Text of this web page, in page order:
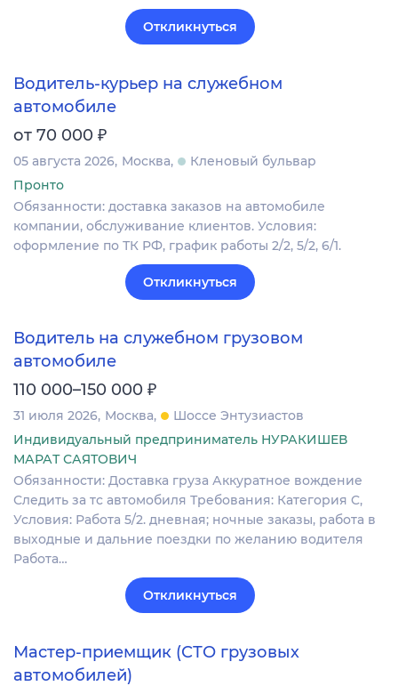
Откликнуться
Водитель-курьер на служебном
автомобиле
от 70 000 ₽
05 августа 2026 Москва
Кленовый бульвар
Пронто
Обязанности: доставка заказов на автомобиле
компании, обслуживание клиентов. Условия:
оформление по ТК РФ, график работы 2/2, 5/2, 6/1.
Откликнуться
Водитель на служебном грузовом
автомобиле
110 000–150 000 ₽
31 июля 2026 Москва
Шоссе Энтузиастов
Индивидуальный предприниматель НУРАКИШЕВ
МАРАТ САЯТОВИЧ
Обязанности: Доставка груза Аккуратное вождение
Следить за тс автомобиля Требования: Категория C,
Условия: Работа 5/2. дневная; ночные заказы, работа в
выходные и дальние поездки по желанию водителя
Работа…
Откликнуться
Мастер-приемщик (СТО грузовых
автомобилей)